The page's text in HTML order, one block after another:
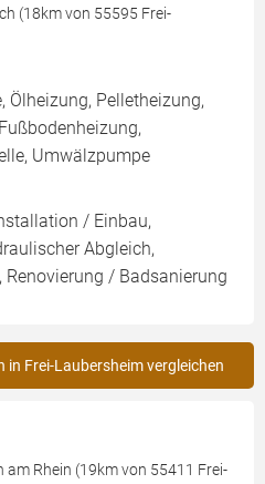
(18km von 55595 Frei-
Ölheizung, Pelletheizung,
Umwälzpumpe
/ Einbau,
Abgleich,
/ Badsanierung
Frei-Laubersheim vergleichen
am Rhein (19km von 55411 Frei-